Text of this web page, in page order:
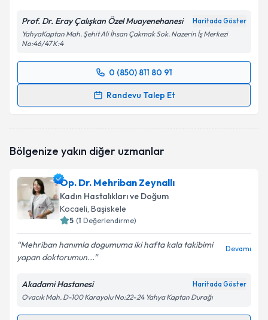
Prof. Dr. Eray Çalışkan Özel Muayenehanesi Haritada Göster
YahyaKaptan Mah. Şehit Ali İhsan Çakmak Sok. Nazerin İş Merkezi
No:46/47 K:4
0 (850) 811 80 91
Randevu Talep Et
Randevu Takvimi Talebi
oluşturun. Size bu uzmandan randevu almanız için bir
Kişisel verilerimin işlenmesine ilişkin
Metni'ni okudum ve kişisel verilerimin belirtilen
kapsamda işlenmesini kabul ediyorum.
Takvim Talebini Gönder
Bölgenize yakın diğer uzmanlar
Op. Dr. Mehriban Zeynallı
Kadın Hastalıkları ve Doğum
Kocaeli, Başiskele
5 (1 Değerlendirme)
Mehriban hanımla dogumuma iki hafta kala takibimi
yapan doktorumun...
Devamı
Akadami Hastanesi Haritada Göster
Ovacık Mah. D-100 Karayolu No:22-24 Yahya Kaptan Durağı